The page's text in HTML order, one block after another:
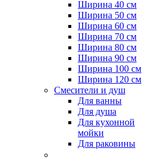
Ширина 40 см
Ширина 50 см
Ширина 60 см
Ширина 70 см
Ширина 80 см
Ширина 90 см
Ширина 100 см
Ширина 120 см
Смесители и душ
Для ванны
Для душа
Для кухонной
мойки
Для раковины